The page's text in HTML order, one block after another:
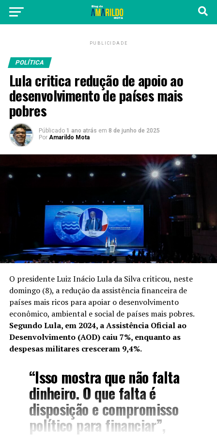
PUBLICIDADE
POLÍTICA
Lula critica redução de apoio ao
desenvolvimento de países mais
pobres
Públicado 1 ano atrás em 8 de junho de 2025
Por Amarildo Mota
O presidente Luiz Inácio Lula da Silva criticou, neste
domingo (8), a redução da assistência financeira de
países mais ricos para apoiar o desenvolvimento
econômico, ambiental e social de países mais pobres.
Segundo Lula, em 2024, a Assistência Oficial ao
Desenvolvimento (AOD) caiu 7%, enquanto as
despesas militares cresceram 9,4%.
“Isso mostra que não falta
dinheiro. O que falta é
disposição e compromisso
político para financiar”,